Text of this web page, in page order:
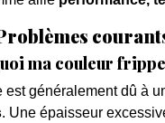
ma couleur
est généralement dû à
. Une épaisseur